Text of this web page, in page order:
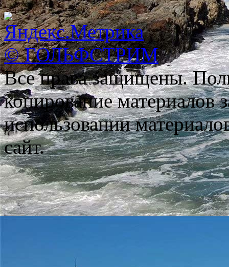
© ГОЛЬФСТРИМ
Все права защищены.
копирование материалов
использовании
сайт.